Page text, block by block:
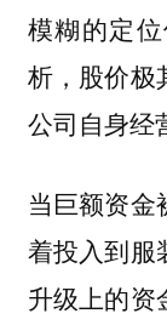
模糊的定
析，股价极
公司自身经
当巨额资金
着投入到服
升级上的资